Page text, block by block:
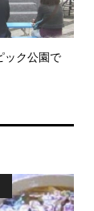
ック公園で